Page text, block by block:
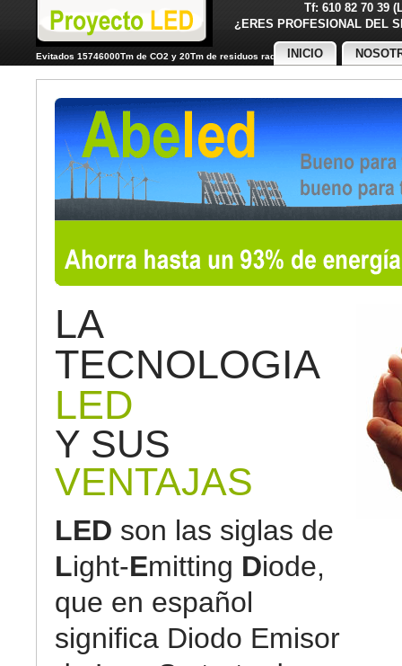
Tf: 610 82 70 39
¿ERES PROFESIONAL
Evitados 15746000Tm de CO2 y 20Tm de residuos radiactivos
INICIO
LA
TECNOLOGIA
LED
Y SUS
VENTAJAS
LED son las siglas de
Light-Emitting Diode,
que en español
significa Diodo Emisor